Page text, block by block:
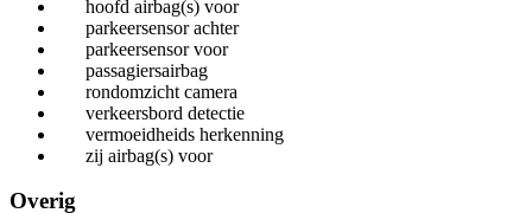
hoofd airbag(s) voor
parkeersensor achter
parkeersensor voor
passagiersairbag
rondomzicht camera
verkeersbord detectie
vermoeidheids herkenning
zij airbag(s) voor
Overig